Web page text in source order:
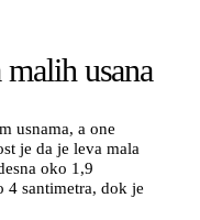
usana
usnama, a one
je da je leva mala
oko 1,9
4 santimetra, dok je